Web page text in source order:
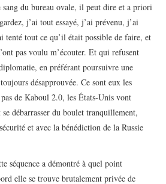
sang du bureau ovale, il peut dire et a priori
j’ai tout essayé, j’ai prévenu, j’ai
tenté tout ce qu’il était possible de faire, et
pas voulu m’écouter. Et qui refusent
en préférant poursuivre une
désapprouvée. Ce sont eux les
de Kaboul 2.0, les États-Unis vont
débarrasser du boulet tranquillement,
et avec la bénédiction de la Russie
a démontré à quel point
elle se trouve brutalement privée de